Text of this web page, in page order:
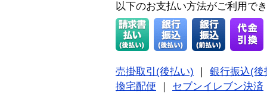
以下のお支払い方法がご利用で
売掛取引(後払い)
銀行振込(後
換宅配便
セブンイレブン決済